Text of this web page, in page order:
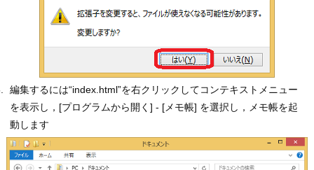
編集するには“index.html”を右クリックしてコンテキストメニュー
を表示し，[プログラムから開く] - [メモ帳] を選択し，メモ帳を起
動します